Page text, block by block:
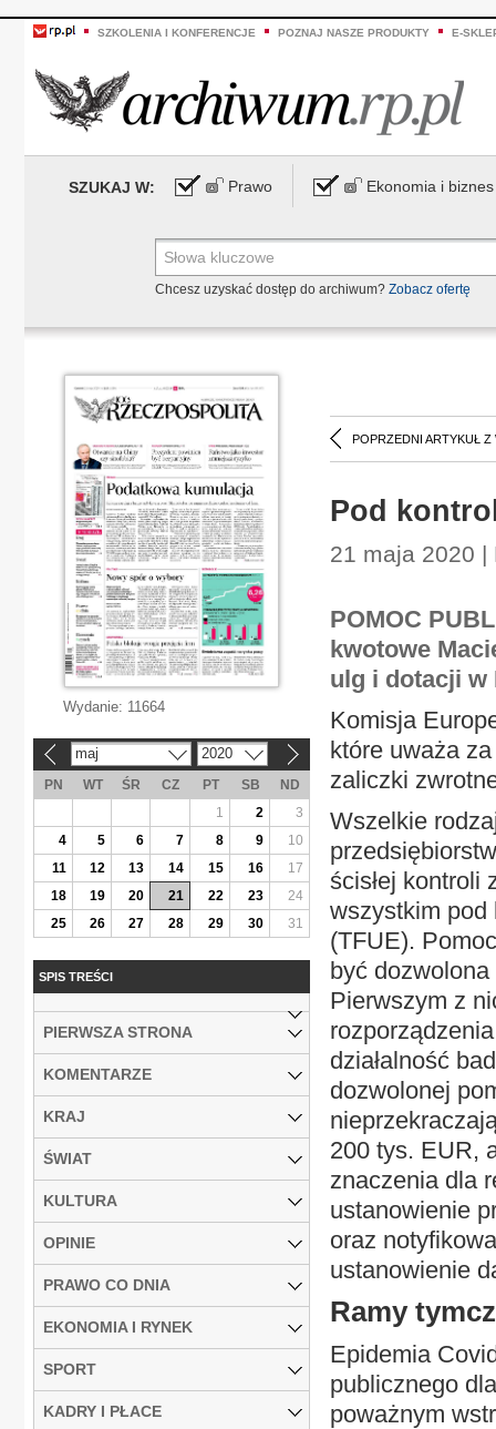
SZKOLENIA I KONFERENCJE POZNAJ NASZE PRODUKTY E-
SZUKAJ W: Prawo Ekonomia i biznes
Chcesz uzyskać dostęp do archiwum? Zobacz ofertę
POPRZEDNI ARTYKUŁ Z
Pod
21 maja 2020 |
POMOC
kwotowe
ulg i dotacji w
Komisja
które uważa
zaliczki
Wszelkie
ścisłej kontroli
wszystkim pod
(TFUE).
być
Pierwszym z
działalność
dozwolonej
200 tys. EUR,
znaczenia dla
ustanowienie
oraz
ustanowienie
Ramy
Epidemia
publicznego
poważnym
Wydanie: 11664
maj 2020
PN WT ŚR CZ PT SB
ND
1
2
3
4
5 6 7 8 9
10
11
12 13 14 15 16
17
18
19 20 21 22 23
24
25
26 27 28 29 30 31
SPIS TREŚCI
PIERWSZA STRONA
KOMENTARZE
KRAJ
ŚWIAT
KULTURA
OPINIE
PRAWO CO DNIA
EKONOMIA I RYNEK
SPORT
KADRY I PŁACE